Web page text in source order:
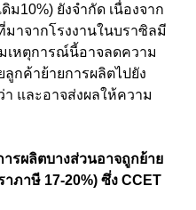
ม10%) ยังจำกัด เนื่องจาก
มาจากโรงงานในบราซิลมี
เหตุการณ์นี้อาจลดความ
กค้าย้ายการผลิตไปยัง
และอาจส่งผลให้ความ
รผลิตบางส่วนอาจถูกย้าย
ภาษี 17-20%) ซึ่ง CCET